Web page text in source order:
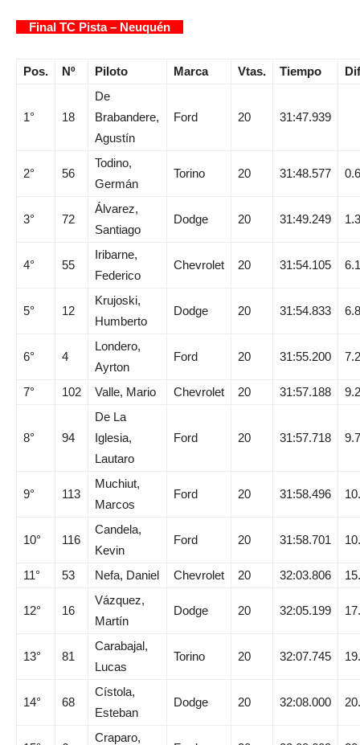
Final TC Pista – Neuquén
Pos. Nº Piloto Marca Vtas. Tiempo
1° 18
De
Brabandere,
Agustín
Ford 20 31:47.939
2° 56
Todino,
Germán
Torino 20 31:48.577
3° 72
Álvarez,
Santiago
Dodge 20 31:49.249
4° 55
Iribarne,
Federico
Chevrolet 20 31:54.105
5° 12
Krujoski,
Humberto
Dodge 20 31:54.833
6° 4
Londero,
Ayrton
Ford 20 31:55.200
7° 102 Valle, Mario Chevrolet 20 31:57.188
8° 94
De La
Iglesia,
Lautaro
Ford 20 31:57.718
9° 113
Muchiut,
Marcos
Ford 20 31:58.496
10° 116
Candela,
Kevin
Ford 20 31:58.701
11° 53 Nefa, Daniel Chevrolet 20 32:03.806
12° 16
Vázquez,
Martín
Dodge 20 32:05.199
13° 81
Carabajal,
Lucas
Torino 20 32:07.745
14° 68
Cístola,
Esteban
Dodge 20 32:08.000
Craparo,